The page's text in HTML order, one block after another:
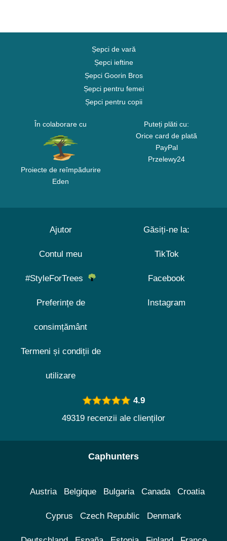
Șepci de vară
Șepci ieftine
Șepci Goorin Bros
Șepci pentru femei
Șepci pentru copii
În colaborare cu
Proiecte de reîmpădurire
Eden
Puteți plăti cu:
Orice card de plată
PayPal
Przelewy24
Ajutor
Contul meu
#StyleForTrees
Preferințe de
consimțământ
Termeni și condiții de
utilizare
Găsiți-ne la:
TikTok
Facebook
Instagram
4.9
49319 recenzii ale clienților
Caphunters
Austria Belgique Bulgaria Canada Croatia
Cyprus Czech Republic Denmark